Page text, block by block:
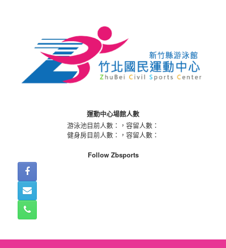
運動中心場館人數
游泳池目前人數：
，容留人數：
健身房目前人數：
，容留人數：
Follow Zbsports